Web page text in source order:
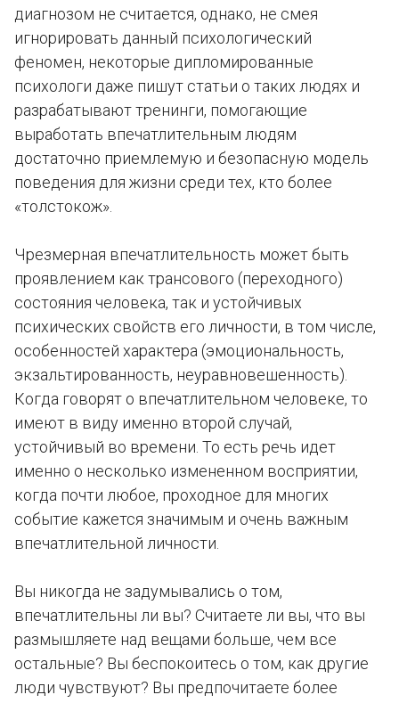
диагнозом не считается, однако, не смея
игнорировать данный психологический
феномен, некоторые дипломированные
психологи даже пишут статьи о таких людях и
разрабатывают тренинги, помогающие
выработать впечатлительным людям
достаточно приемлемую и безопасную модель
поведения для жизни среди тех, кто более
«толстокож».
Чрезмерная впечатлительность может быть
проявлением как трансового (переходного)
состояния человека, так и устойчивых
психических свойств его личности, в том числе,
особенностей характера (эмоциональность,
экзальтированность, неуравновешенность).
Когда говорят о впечатлительном человеке, то
имеют в виду именно второй случай,
устойчивый во времени. То есть речь идет
именно о несколько измененном восприятии,
когда почти любое, проходное для многих
событие кажется значимым и очень важным
впечатлительной личности.
Вы никогда не задумывались о том,
впечатлительны ли вы? Считаете ли вы, что вы
размышляете над вещами больше, чем все
остальные? Вы беспокоитесь о том, как другие
люди чувствуют? Вы предпочитаете более